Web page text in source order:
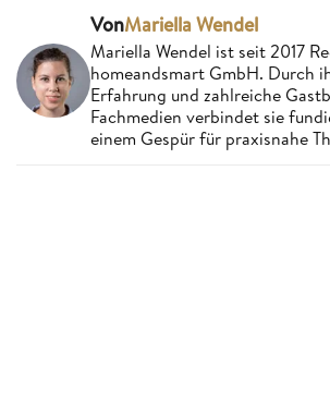
VonMariella Wendel
Mariella Wendel ist seit 2017
homeandsmart GmbH. Durch
Erfahrung und zahlreiche
Fachmedien verbindet sie
einem Gespür für praxisnahe